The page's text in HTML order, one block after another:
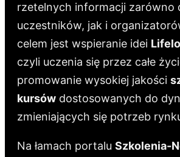
rzetelnych informacji zarówno
uczestników, jak i
celem jest wspieranie idei
czyli uczenia się przez całe
promowanie wysokiej jakości
kursów dostosowanych do
zmieniających się potrzeb
Na łamach portalu Szkolenia-